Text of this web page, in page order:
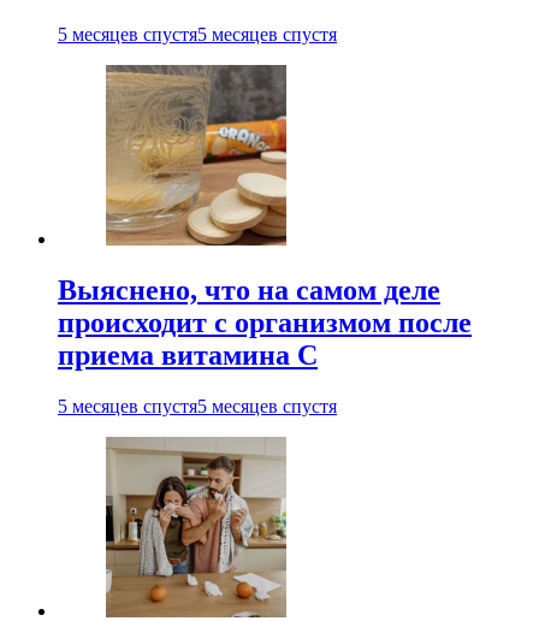
5 месяцев спустя5 месяцев спустя
Выяснено, что на самом деле
происходит с организмом после
приема витамина С
5 месяцев спустя5 месяцев спустя